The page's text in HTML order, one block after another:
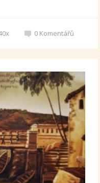
0 Komentářů